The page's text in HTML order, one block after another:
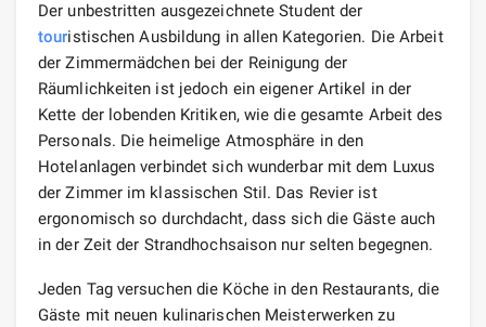
Der unbestritten ausgezeichnete Student der
touristischen Ausbildung in allen Kategorien. Die Arbeit
der Zimmermädchen bei der Reinigung der
Räumlichkeiten ist jedoch ein eigener Artikel in der
Kette der lobenden Kritiken, wie die gesamte Arbeit des
Personals. Die heimelige Atmosphäre in den
Hotelanlagen verbindet sich wunderbar mit dem Luxus
der Zimmer im klassischen Stil. Das Revier ist
ergonomisch so durchdacht, dass sich die Gäste auch
in der Zeit der Strandhochsaison nur selten begegnen.
Jeden Tag versuchen die Köche in den Restaurants, die
Gäste mit neuen kulinarischen Meisterwerken zu